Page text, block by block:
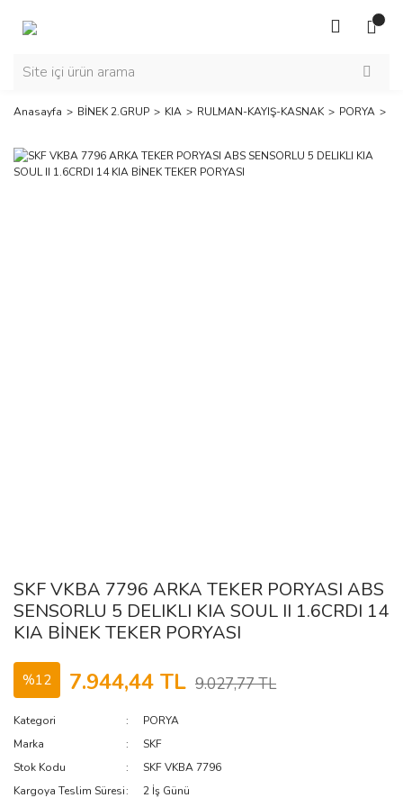
Anasayfa BİNEK 2.GRUP KIA RULMAN-KAYIŞ-KASNAK PORYA
SKF VKBA 7796 ARKA TEKER PORYASI ABS
SENSORLU 5 DELIKLI KIA SOUL II 1.6CRDI 14
KIA BİNEK TEKER PORYASI
%12 7.944,44 TL 9.027,77 TL
Kategori
PORYA
Marka
SKF
Stok Kodu
SKF VKBA 7796
Kargoya Teslim Süresi
2 İş Günü